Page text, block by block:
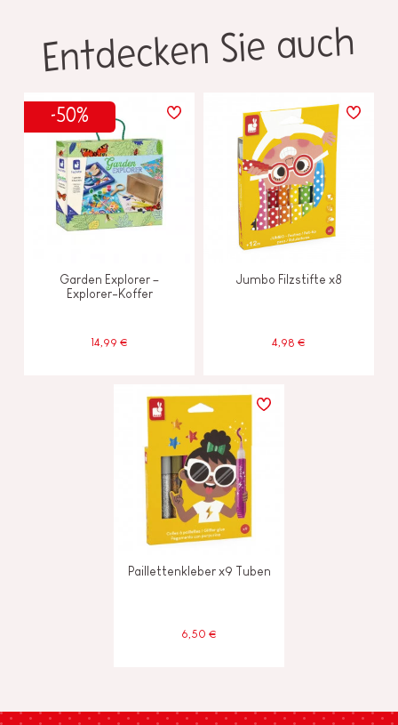
Entdecken Sie auch
-50%
Garden Explorer –
Explorer-Koffer
14,99 €
Jumbo Filzstifte x8
4,98 €
Paillettenkleber x9 Tuben
6,50 €